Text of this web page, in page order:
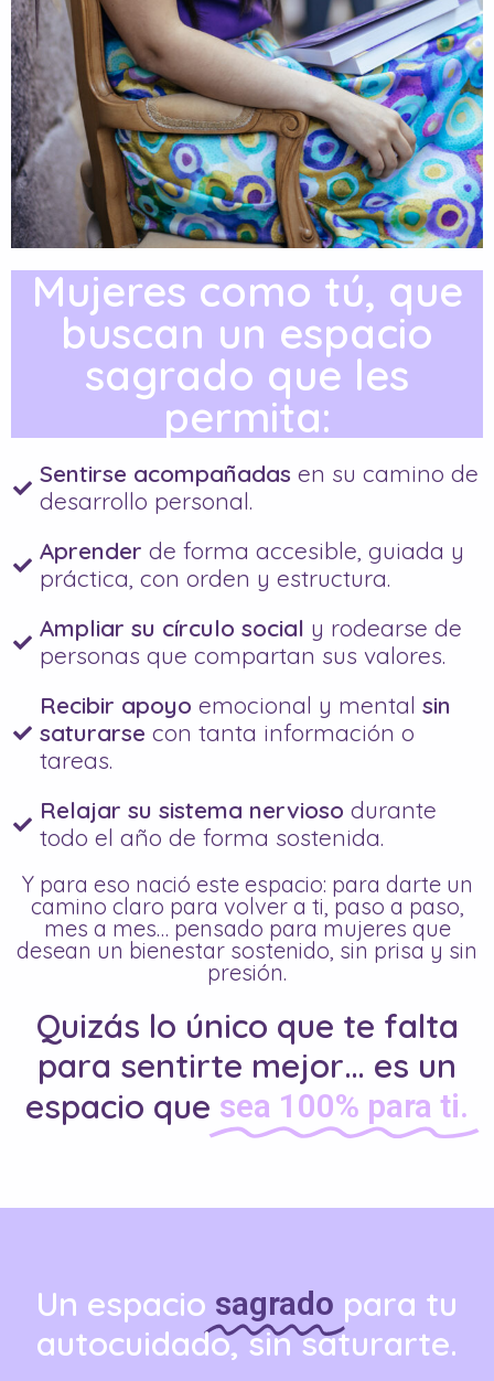
Mujeres como tú, que
buscan un espacio
sagrado que les
permita:
Sentirse acompañadasen su camino de
desarrollo personal.
Aprenderde forma accesible, guiada y
práctica, con orden y estructura.
Ampliar su círculo social y rodearse de
personas que compartan sus valores.
Recibir apoyo emocional y mentalsin
saturarse con tanta información o
tareas.
Relajar su sistema nerviosodurante
todo el año de forma sostenida.
Y para eso nació este espacio: para darte un
camino claro para volver a ti, paso a paso,
mes a mes… pensado para mujeres que
desean un bienestar sostenido, sin prisa y sin
presión.
Quizás lo único que te falta
para sentirte mejor… es un
espacio que sea 100% para ti.
Un espacio sagrado para tu
autocuidado, sin saturarte.